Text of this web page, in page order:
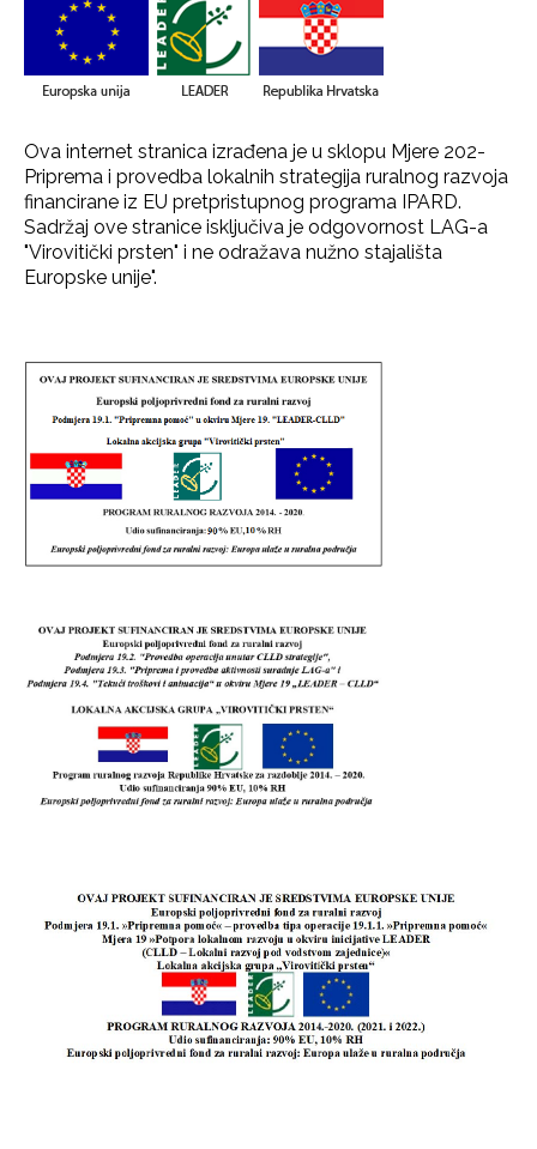
Ova internet stranica izrađena je u sklopu Mjere 202-
Priprema i provedba lokalnih strategija ruralnog razvoja
financirane iz EU pretpristupnog programa IPARD.
Sadržaj ove stranice isključiva je odgovornost LAG-a
"Virovitički prsten" i ne odražava nužno stajališta
Europske unije".